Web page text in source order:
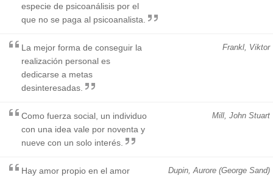
especie de psicoanálisis por el
que no se paga al psicoanalista.
Frankl, Viktor
La mejor forma de conseguir la
realización personal es
dedicarse a metas
desinteresadas.
Mill, John Stuart
Como fuerza social, un individuo
con una idea vale por noventa y
nueve con un solo interés.
Dupin, Aurore (George Sand)
Hay amor propio en el amor